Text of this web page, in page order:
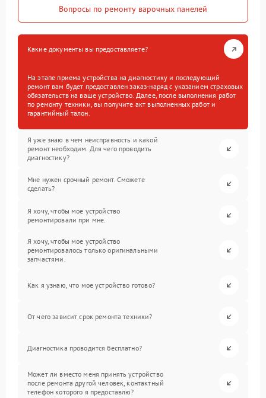
Вопросы по ремонту варочных панелей
Какие документы вы предоставляете?
На этапе приема устройства на диагностику и последующий
ремонт вам будет предоставлен заказ-наряд с указанием страховых
обязательств на ваше устройство. Далее, после выполнения работ
по ремонту техники, вы получите акт выполненных работ и
гарантийный талон.
Я уже знаю в чем неисправность и какой
ремонт необходим. Для чего проводить
диагностику?
Мне нужен срочный ремонт. Сможете
сделать?
Я хочу, чтобы мое устройство
ремонтировали при мне.
Я хочу, чтобы мое устройство
ремонтировалось только оригинальными
запчастями.
Как я узнаю, что мое устройство готово?
От чего зависит срок ремонта техники?
Диагностика проводится бесплатно?
Может ли вместо меня принять устройство
после ремонта другой человек, контактный
телефон которого я предоставлю?